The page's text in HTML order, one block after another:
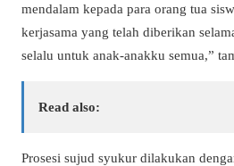
mendalam kepada para orang tua
kerjasama yang telah diberikan
selalu untuk anak-anakku semua,”
Read also:
Prosesi sujud syukur dilakukan